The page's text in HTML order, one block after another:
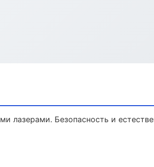
лазерами. Безопасность и